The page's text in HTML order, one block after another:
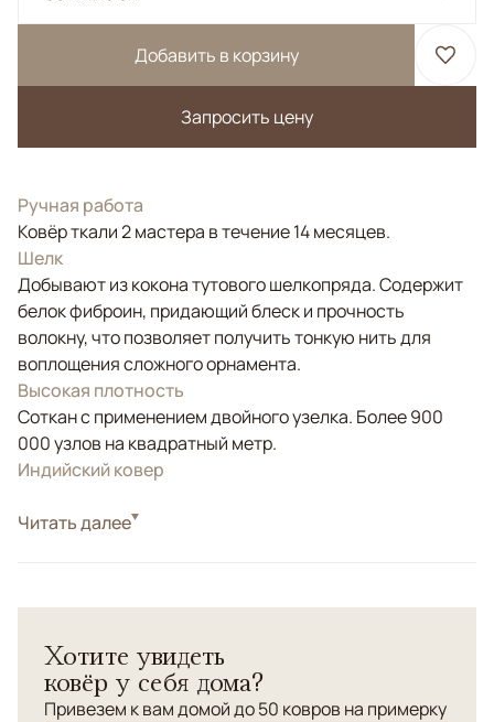
Добавить в корзину
Запросить цену
Ручная работа
Ковёр ткали 2 мастера в течение 14 месяцев.
Шелк
Добывают из кокона тутового шелкопряда. Содержит
белок фиброин, придающий блеск и прочность
волокну, что позволяет получить тонкую нить для
воплощения сложного орнамента.
Высокая плотность
Соткан с применением двойного узелка. Более 900
000 узлов на квадратный метр.
Индийский ковер
СтильКлассические
УзорыРастительный
Шелковый ковер "Авиньон" богатого сапфирового
цвета - цвета роскошного дома, с изысканным
цветочным орнаментом. Новый цвет, который сейчас
Читать далее
Хотите увидеть
ковёр у себя дома?
Привезем к вам домой до 50 ковров на примерку